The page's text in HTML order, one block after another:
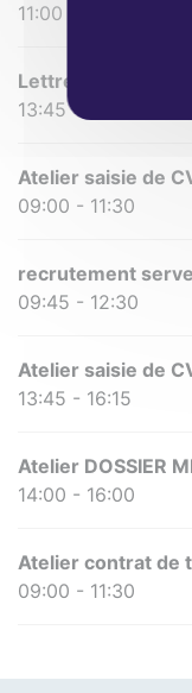
11:00 - 12:00
Lettre de
13:45 - 16:15
Atelier saisie de
09:00 - 11:30
recrutement
09:45 - 12:30
Atelier saisie de
13:45 - 16:15
Atelier DOSSIER
14:00 - 16:00
Atelier contrat de
09:00 - 11:30